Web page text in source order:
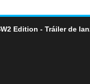
Edition - Tráiler de